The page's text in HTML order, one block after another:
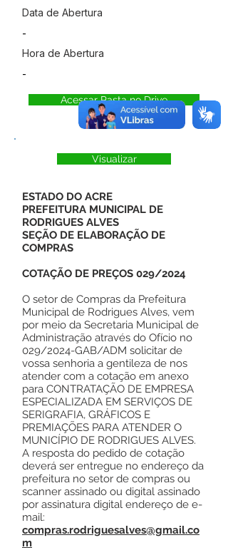
Data de Abertura
-
Hora de Abertura
-
Acessar Pasta no Drive
Visualizar
ESTADO DO ACRE
PREFEITURA MUNICIPAL DE
RODRIGUES ALVES
SEÇÃO DE ELABORAÇÃO DE
COMPRAS
COTAÇÃO DE PREÇOS 029/2024
O setor de Compras da Prefeitura
Municipal de Rodrigues Alves, vem
por meio da Secretaria Municipal de
Administração através do Ofício no
029/2024-GAB/ADM solicitar de
vossa senhoria a gentileza de nos
atender com a cotação em anexo
para CONTRATAÇÃO DE EMPRESA
ESPECIALIZADA EM SERVIÇOS DE
SERIGRAFIA, GRÁFICOS E
PREMIAÇÕES PARA ATENDER O
MUNICÍPIO DE RODRIGUES ALVES.
A resposta do pedido de cotação
deverá ser entregue no endereço da
prefeitura no setor de compras ou
scanner assinado ou digital assinado
por assinatura digital endereço de e-
mail:
compras.rodriguesalves@gmail.co
m